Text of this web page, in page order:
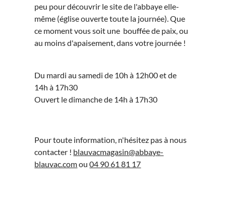
peu pour découvrir le site de l'abbaye elle-
même (église ouverte toute la journée). Que
ce moment vous soit une bouffée de paix, ou
au moins d'apaisement, dans votre journée !
Du mardi au samedi de 10h à 12h00 et de
14h à 17h30
Ouvert le dimanche de 14h à 17h30
Pour toute information, n'hésitez pas à nous
contacter ! blauvacmagasin@abbaye-
blauvac.comou04 90 61 81 17